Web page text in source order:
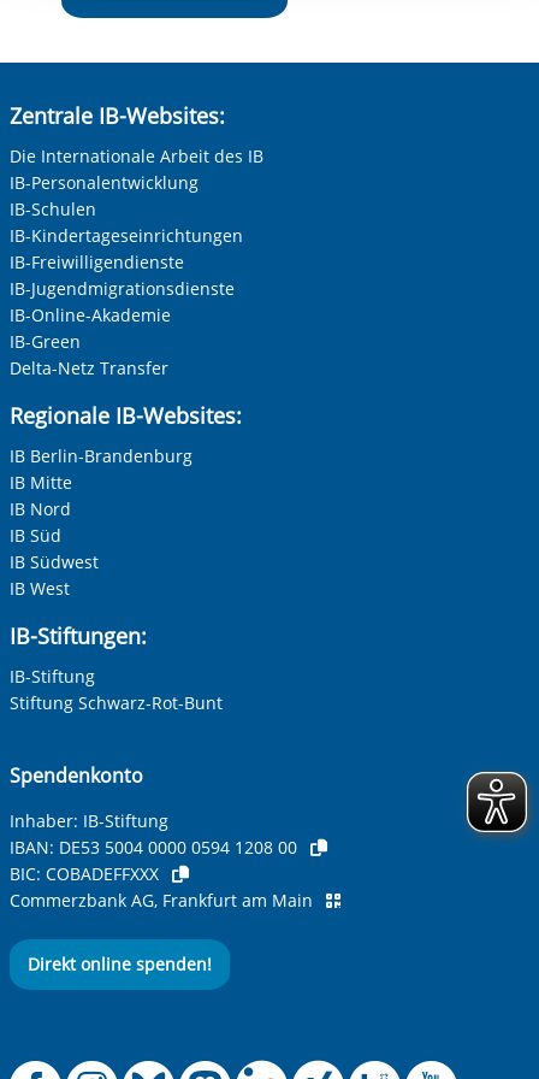
Zentrale IB-Websites:
Die Internationale Arbeit des IB
IB-Personalentwicklung
IB-Schulen
IB-Kindertageseinrichtungen
IB-Freiwilligendienste
IB-Jugendmigrationsdienste
IB-Online-Akademie
IB-Green
Delta-Netz Transfer
Regionale IB-Websites:
IB Berlin-Brandenburg
IB Mitte
IB Nord
IB Süd
IB Südwest
IB West
IB-Stiftungen:
IB-Stiftung
Stiftung Schwarz-Rot-Bunt
Spendenkonto
Inhaber: IB-Stiftung
IBAN: DE53 5004 0000 0594 1208 00
BIC: COBADEFFXXX
Commerzbank AG, Frankfurt am Main
Direkt online spenden!